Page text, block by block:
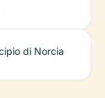
di Norcia